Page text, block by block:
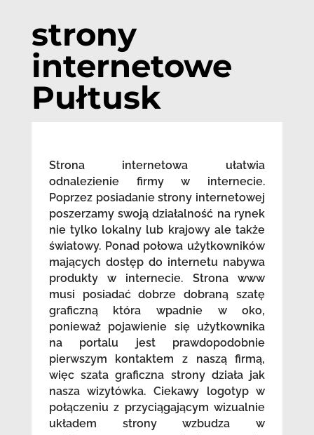
strony
internetowe
Pułtusk
Strona internetowa ułatwia
odnalezienie firmy w internecie.
Poprzez posiadanie strony internetowej
poszerzamy swoją działalność na rynek
nie tylko lokalny lub krajowy ale także
światowy. Ponad połowa użytkowników
mających dostęp do internetu nabywa
produkty w internecie. Strona www
musi posiadać dobrze dobraną szatę
graficzną która wpadnie w oko,
ponieważ pojawienie się użytkownika
na portalu jest prawdopodobnie
pierwszym kontaktem z naszą firmą,
więc szata graficzna strony działa jak
nasza wizytówka. Ciekawy logotyp w
połączeniu z przyciągającym wizualnie
układem strony wzbudza w